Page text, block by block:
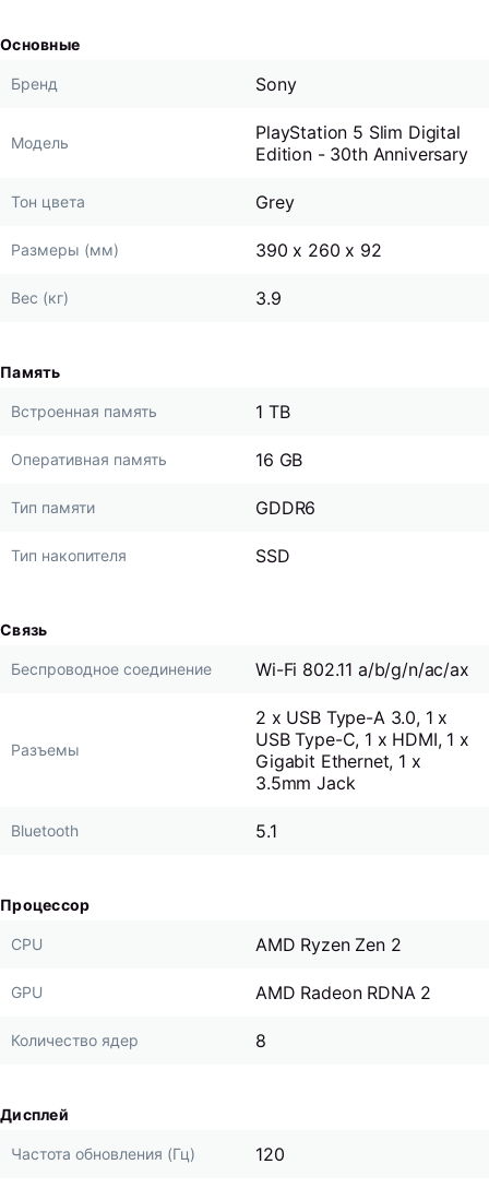
Основные
Бренд Sony
Модель
PlayStation 5 Slim Digital
Edition - 30th Anniversary
Тон цвета Grey
Размеры (мм) 390 x 260 x 92
Вес (кг) 3.9
Память
Встроенная память 1 TB
Оперативная память 16 GB
Тип памяти GDDR6
Тип накопителя SSD
Связь
Беспроводное соединение Wi-Fi 802.11 a/b/g/n/ac/ax
Разъемы
2 x USB Type-A 3.0, 1 x
USB Type-C, 1 x HDMI, 1 x
Gigabit Ethernet, 1 x
3.5mm Jack
Bluetooth 5.1
Процессор
CPU AMD Ryzen Zen 2
GPU AMD Radeon RDNA 2
Количество ядер 8
Дисплей
Частота обновления (Гц) 120